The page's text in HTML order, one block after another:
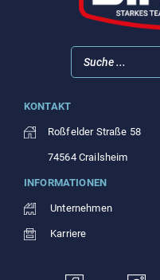
KONTAKT
Roßfelder Straße 58
74564 Crailsheim
INFORMATIONEN
Unternehmen
Karriere